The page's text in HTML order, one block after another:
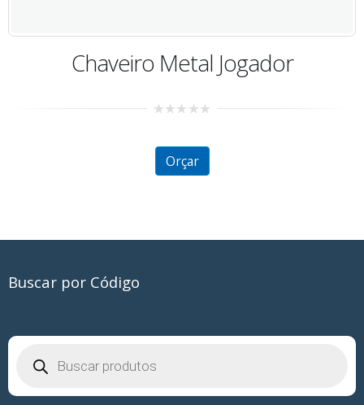
Chaveiro Metal Jogador
Orçar
Buscar por Código